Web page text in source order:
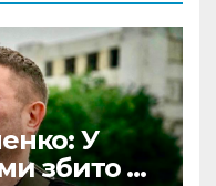
У
збито 6